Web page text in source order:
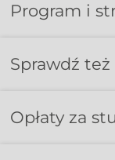
Program i
Sprawdź też
Opłaty za